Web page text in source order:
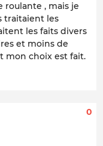
roulante , mais je
traitaient les
les faits divers
et moins de
mon choix est fait.
0